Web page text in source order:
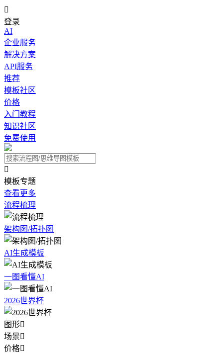

登录
AI
企业服务
解决方案
API服务
推荐
模板社区
价格
入门教程
知识社区
免费使用

模板专题
查看更多
流程梳理
架构图/拓扑图
AI生成模板
一图看懂AI
2026世界杯
图形
场景
价格